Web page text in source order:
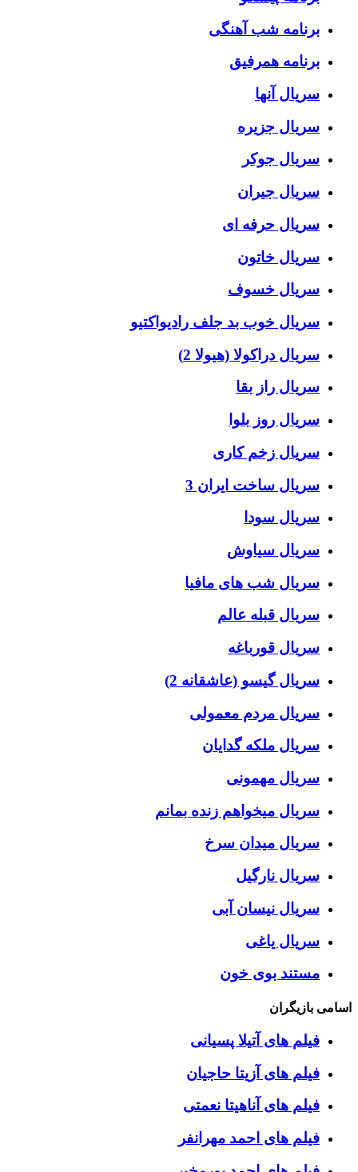
برنامه شب آهنگی
برنامه همرفیق
سریال آنها
سریال جزیره
سریال جوکر
سریال جیران
سریال حرفه ای
سریال خاتون
سریال خسوف
سریال خوب بد جلف رادیواکتیو
سریال دراکولا (هیولا 2)
سریال راز بقا
سریال روز بلوا
سریال زخم کاری
سریال ساخت ایران 3
سریال سودا
سریال سیاوش
سریال شب های مافیا
سریال قبله عالم
سریال قورباغه
سریال گیسو (عاشقانه 2)
سریال مردم معمولی
سریال ملکه گدایان
سریال مهمونی
سریال میخواهم زنده بمانم
سریال میدان سرخ
سریال نارگیل
سریال نیسان آبی
سریال یاغی
مستند بوی خون
اسامی بازیگران
فیلم های آتیلا پسیانی
فیلم های آزیتا حاجیان
فیلم های آناهیتا نعمتی
فیلم های احمد مهرانفر